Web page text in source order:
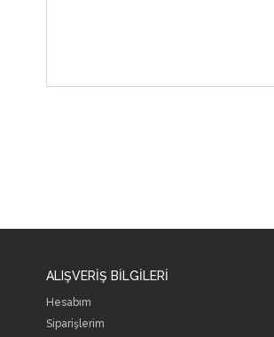
ALIŞVERİŞ BİLGİLERİ
Hesabım
Siparişlerim